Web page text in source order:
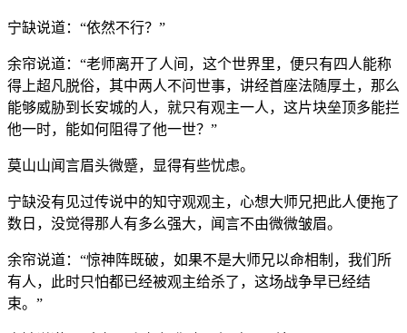
宁缺说道：“依然不行？”
余帘说道：“老师离开了人间，这个世界里，便只有四人能称
得上超凡脱俗，其中两人不问世事，讲经首座法随厚土，那么
能够威胁到长安城的人，就只有观主一人，这片块垒顶多能拦
他一时，能如何阻得了他一世？”
莫山山闻言眉头微蹙，显得有些忧虑。
宁缺没有见过传说中的知守观观主，心想大师兄把此人便拖了
数日，没觉得那人有多么强大，闻言不由微微皱眉。
余帘说道：“惊神阵既破，如果不是大师兄以命相制，我们所
有人，此时只怕都已经被观主给杀了，这场战争早已经结
束。”